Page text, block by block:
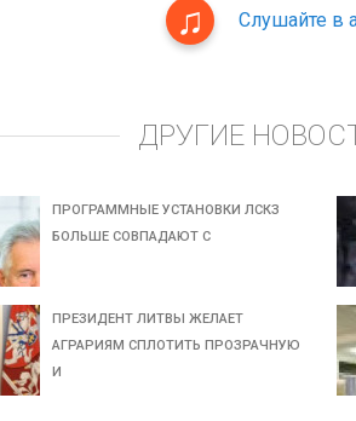
Слушайте в
ДРУГИЕ
ПРОГРАММНЫЕ УСТАНОВКИ ЛСКЗ
БОЛЬШЕ СОВПАДАЮТ С
ПРЕЗИДЕНТ ЛИТВЫ ЖЕЛАЕТ
АГРАРИЯМ СПЛОТИТЬ ПРОЗРАЧНУЮ
И